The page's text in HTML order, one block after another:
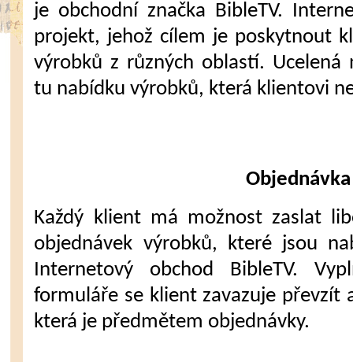
je obchodní značka BibleTV.
projekt, jehož cílem je poskytnout
výrobků z různých oblastí. Ucelená
tu nabídku výrobků, která klientovi
Objednávka
Každý klient má možnost zaslat
objednávek výrobků, které jsou
Internetový obchod BibleTV.
formuláře se klient zavazuje převzít
která je předmětem objednávky.